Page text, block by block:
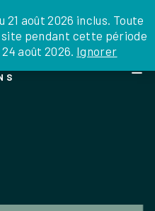
21 août 2026 inclus. Toute
pendant cette période
août 2026. Ignorer
FRANCE
QU’ORGANISATION
0 ARTICLE